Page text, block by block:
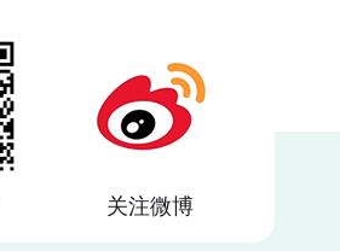
关注微博